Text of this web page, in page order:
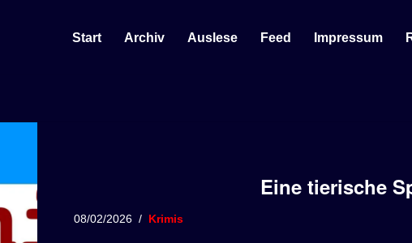
Start Archiv Auslese Feed Impressum
Eine tierische
08/02/2026 Krimis